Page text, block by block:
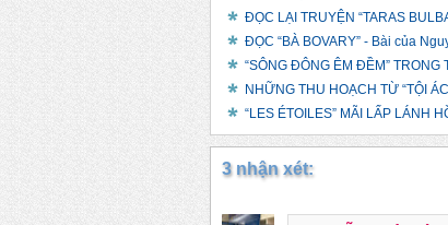
ĐỌC LẠI TRUYỆN “TARAS
ĐỌC “BÀ BOVARY” - Bài của
“SÔNG ĐÔNG ÊM ĐỀM” TRONG
NHỮNG THU HOẠCH TỪ “TỘI
“LES ÉTOILES” MÃI LẤP LÁNH
3 nhận xét: